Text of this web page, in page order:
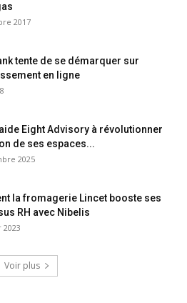
2017
tente de se démarquer sur
en ligne
Eight Advisory à révolutionner
de ses espaces...
2025
la fromagerie Lincet booste ses
RH avec Nibelis
Voir plus